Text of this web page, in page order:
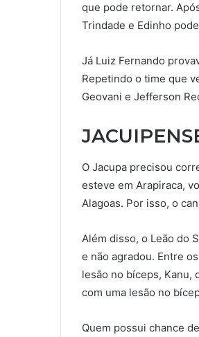
que pode retornar.
Trindade e Edinho
Já Luiz Fernando
Repetindo o time que
Geovani e Jefferson
O Jacupa precisou
esteve em Arapiraca,
Alagoas. Por isso, o
Além disso, o Leão do
e não agradou. Entre
lesão no bíceps, Kanu,
com uma lesão no
Quem possui chance